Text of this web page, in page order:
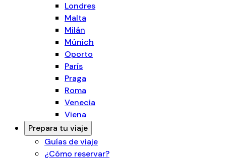
Londres
Malta
Milán
Múnich
Oporto
París
Praga
Roma
Venecia
Viena
Prepara tu viaje
Guías de viaje
¿Cómo reservar?